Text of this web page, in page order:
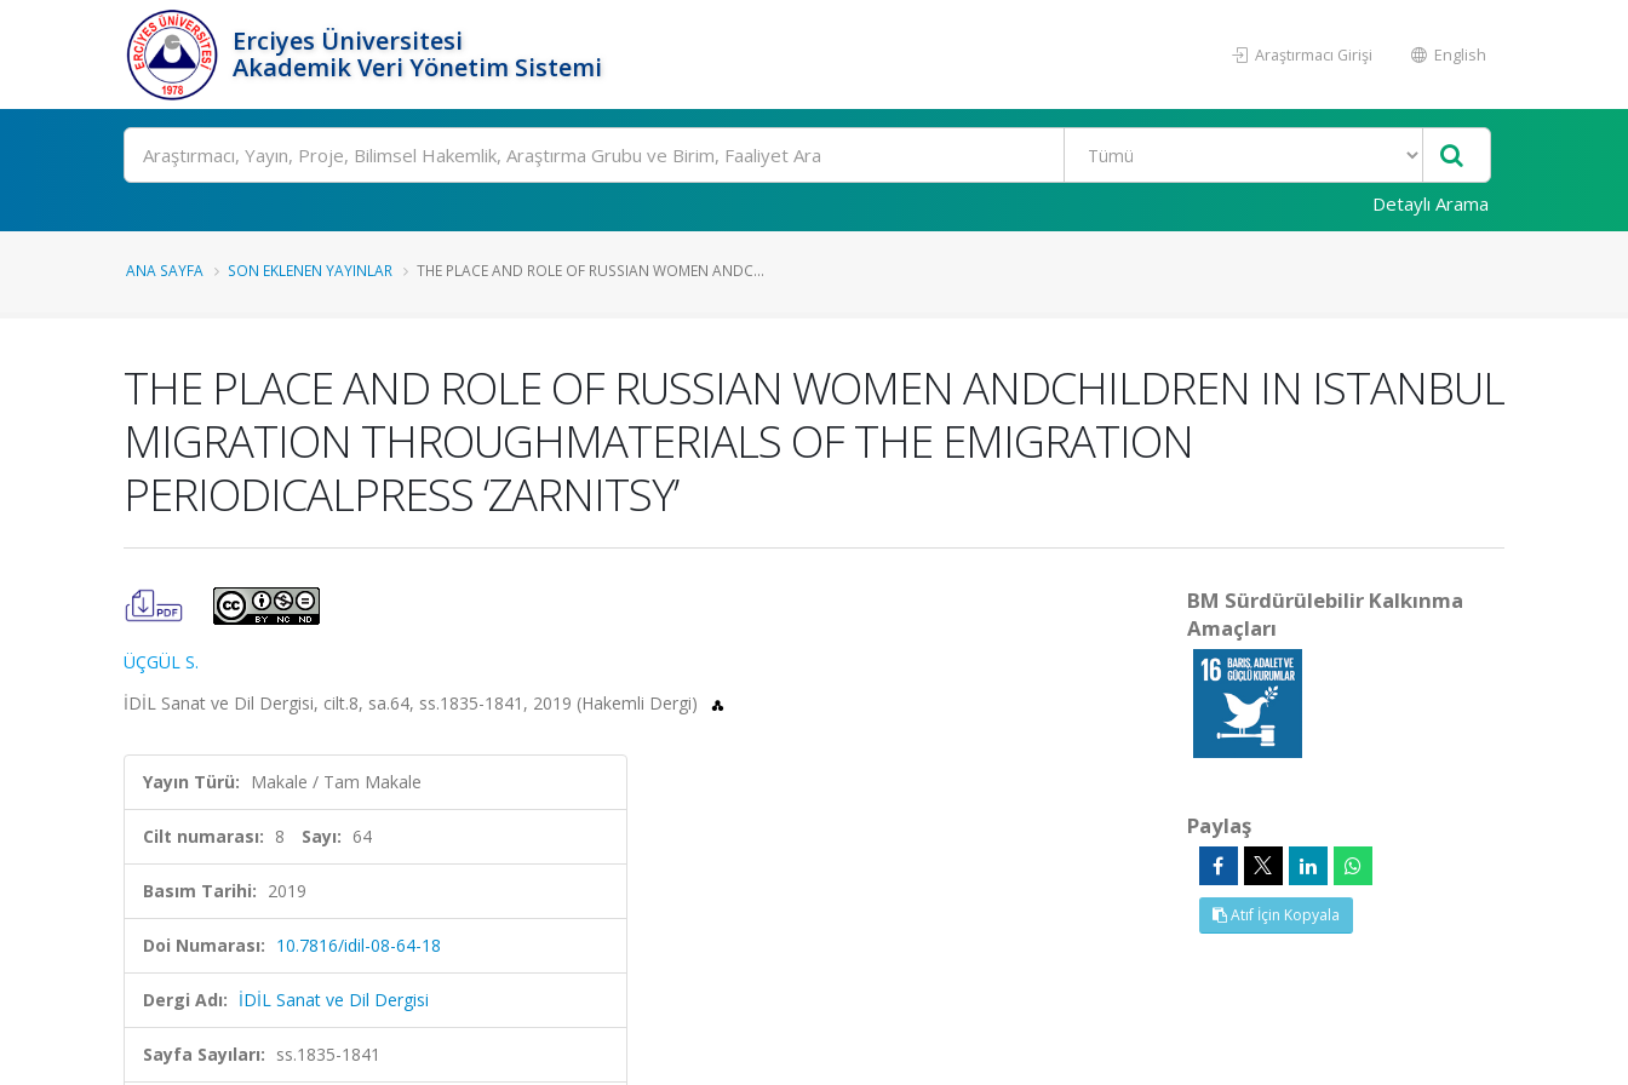
Erciyes Üniversitesi
Akademik Veri Yönetim Sistemi
Araştırmacı Girişi English
Ara
Detaylı Arama
ANA SAYFA SON EKLENEN YAYINLAR THE PLACE AND ROLE OF RUSSIAN WOMEN ANDC...
THE PLACE AND ROLE OF RUSSIAN WOMEN ANDCHILDREN IN ISTANBUL
MIGRATION THROUGHMATERIALS OF THE EMIGRATION
PERIODICALPRESS ‘ZARNITSY’
ÜÇGÜL S.
İDİL Sanat ve Dil Dergisi, cilt.8, sa.64, ss.1835-1841, 2019 (Hakemli Dergi)
Yayın Türü: Makale / Tam Makale
Cilt numarası: 8 Sayı: 64
Basım Tarihi: 2019
Doi Numarası: 10.7816/idil-08-64-18
Dergi Adı: İDİL Sanat ve Dil Dergisi
Sayfa Sayıları: ss.1835-1841
BM Sürdürülebilir Kalkınma
Amaçları
Paylaş
Atıf İçin Kopyala